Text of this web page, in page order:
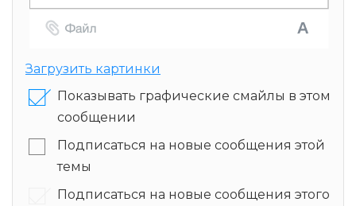
Загрузить картинки
Показывать графические смайлы в этом
сообщении
Подписаться на новые сообщения этой
темы
Подписаться на новые сообщения этого